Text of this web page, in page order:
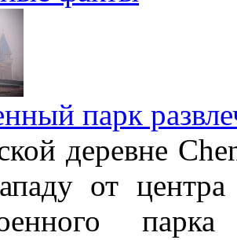
парк
деревне
от